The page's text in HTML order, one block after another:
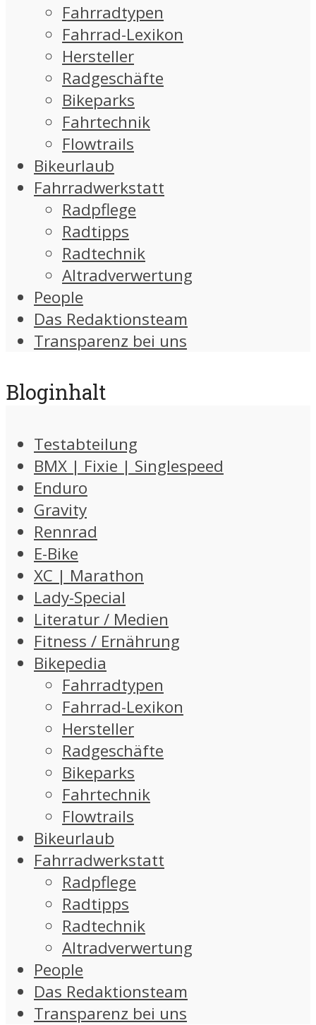
Fahrradtypen
Fahrrad-Lexikon
Hersteller
Radgeschäfte
Bikeparks
Fahrtechnik
Flowtrails
Bikeurlaub
Fahrradwerkstatt
Radpflege
Radtipps
Radtechnik
Altradverwertung
People
Das Redaktionsteam
Transparenz bei uns
Bloginhalt
Testabteilung
BMX | Fixie | Singlespeed
Enduro
Gravity
Rennrad
E-Bike
XC | Marathon
Lady-Special
Literatur / Medien
Fitness / Ernährung
Bikepedia
Fahrradtypen
Fahrrad-Lexikon
Hersteller
Radgeschäfte
Bikeparks
Fahrtechnik
Flowtrails
Bikeurlaub
Fahrradwerkstatt
Radpflege
Radtipps
Radtechnik
Altradverwertung
People
Das Redaktionsteam
Transparenz bei uns